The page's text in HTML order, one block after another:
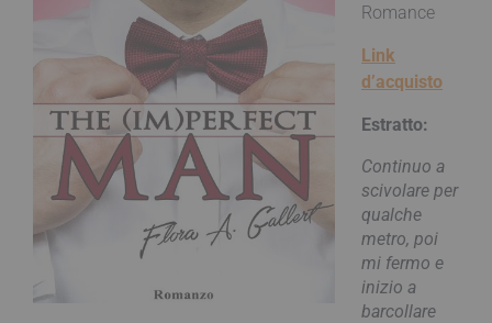
Romance
Link
d’acquisto
Estratto:
Continuo a
scivolare per
qualche
metro, poi
mi fermo e
inizio a
barcollare